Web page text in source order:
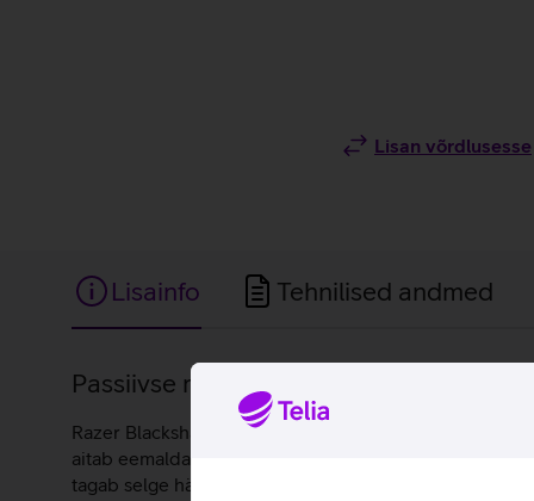
Lisan võrdlusesse
Lisainfo Tehnilised andmed
Lisainfo
Passiivse mürasummutusega kerged
Razer Blackshark V2 X on stiilsed mänguriklapid, mis
aitab eemaldada häirivat müra, et saaksid
tagab selge hääleedastuse ja mürasummutuse.